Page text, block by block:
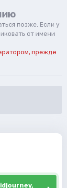
позже. Если у
от имени
прежде